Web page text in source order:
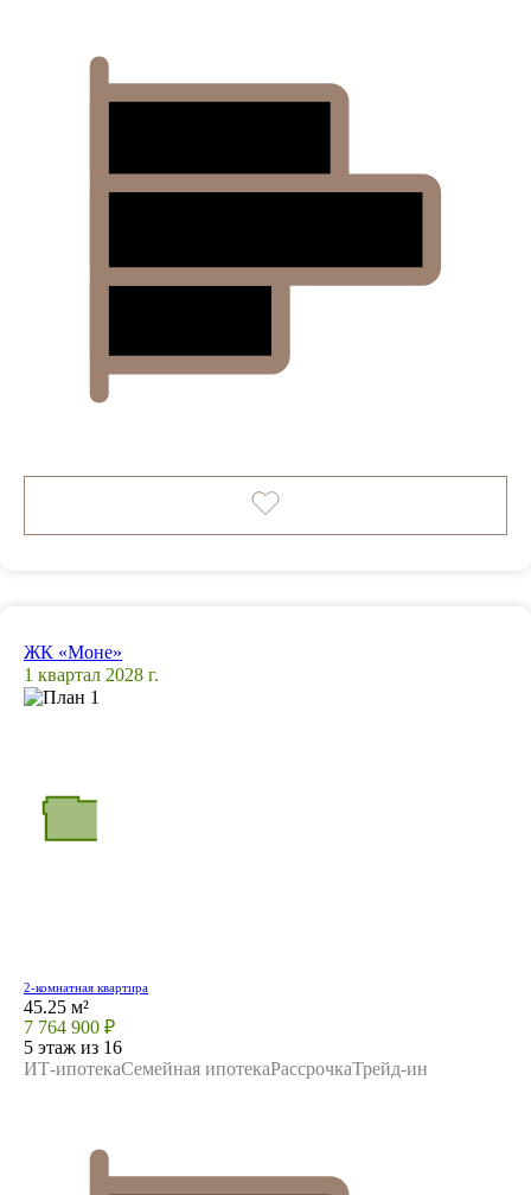
ЖК «Моне»
1 квартал 2028 г.
2-комнатная квартира
45.25 м²
7 764 900 ₽
5 этаж из 16
ИТ-ипотекаСемейная ипотекаРассрочкаТрейд-ин